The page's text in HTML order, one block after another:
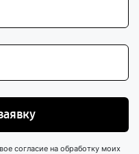
согласие на обработку моих